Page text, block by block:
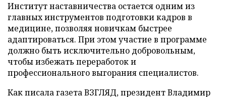
Институт наставничества остается одним из
главных инструментов подготовки кадров в
медицине, позволяя новичкам быстрее
адаптироваться. При этом участие в программе
должно быть исключительно добровольным,
чтобы избежать переработок и
профессионального выгорания специалистов.
Как писала газета ВЗГЛЯД, президент Владимир